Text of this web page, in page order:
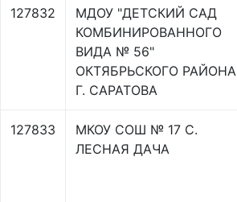
127832
МДОУ "ДЕТСКИЙ САД
КОМБИНИРОВАННОГО
ВИДА № 56"
ОКТЯБРЬСКОГО РАЙОНА
Г. САРАТОВА
127833
МКОУ СОШ № 17 С.
ЛЕСНАЯ ДАЧА